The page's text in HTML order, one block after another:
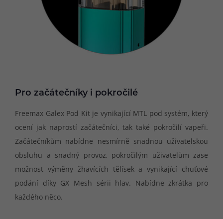
Pro začátečníky i pokročilé
Freemax Galex Pod Kit je vynikající MTL pod systém, který
ocení jak naprostí začátečníci, tak také pokročilí vapeři.
Začátečníkům nabídne nesmírně snadnou uživatelskou
obsluhu a snadný provoz, pokročilým uživatelům zase
možnost výměny žhavících tělísek a vynikající chuťové
podání díky GX Mesh sérii hlav. Nabídne zkrátka pro
každého něco.